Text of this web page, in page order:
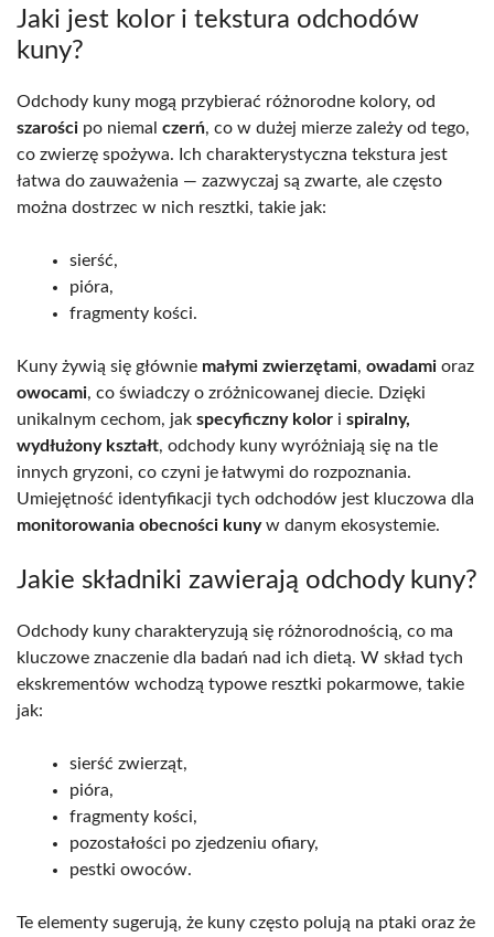
Jaki jest kolor i tekstura odchodów
kuny?
Odchody kuny mogą przybierać różnorodne kolory, od
szarości po niemal czerń, co w dużej mierze zależy od tego,
co zwierzę spożywa. Ich charakterystyczna tekstura jest
łatwa do zauważenia — zazwyczaj są zwarte, ale często
można dostrzec w nich resztki, takie jak:
sierść,
pióra,
fragmenty kości.
Kuny żywią się głównie małymi zwierzętami, owadami oraz
owocami, co świadczy o zróżnicowanej diecie. Dzięki
unikalnym cechom, jak specyficzny kolor i spiralny,
wydłużony kształt, odchody kuny wyróżniają się na tle
innych gryzoni, co czyni je łatwymi do rozpoznania.
Umiejętność identyfikacji tych odchodów jest kluczowa dla
monitorowania obecności kunyw danym ekosystemie.
Jakie składniki zawierają odchody kuny?
Odchody kuny charakteryzują się różnorodnością, co ma
kluczowe znaczenie dla badań nad ich dietą. W skład tych
ekskrementów wchodzą typowe resztki pokarmowe, takie
jak:
sierść zwierząt,
pióra,
fragmenty kości,
pozostałości po zjedzeniu ofiary,
pestki owoców.
Te elementy sugerują, że kuny często polują na ptaki oraz że